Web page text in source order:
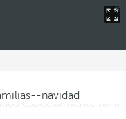
navidad
para familias durante
fiestas inolvidables en
especialmente para